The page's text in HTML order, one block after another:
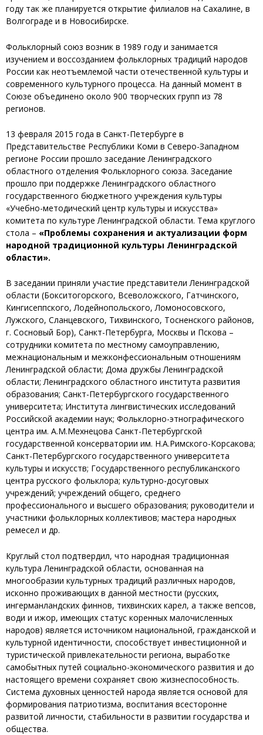
году так же планируется открытие филиалов на Сахалине, в
Волгограде и в Новосибирске.
Фольклорный союз возник в 1989 году и занимается
изучением и воссозданием фольклорных традиций народов
России как неотъемлемой части отечественной культуры и
современного культурного процесса. На данный момент в
Союзе объединено около 900 творческих групп из 78
регионов.
13 февраля 2015 года в Санкт-Петербурге в
Представительстве Республики Коми в Северо-Западном
регионе России прошло заседание Ленинградского
областного отделения Фольклорного союза. Заседание
прошло при поддержке Ленинградского областного
государственного бюджетного учреждения культуры
«Учебно-методический центр культуры и искусства»
комитета по культуре Ленинградской области. Тема круглого
стола – «Проблемы сохранения и актуализации форм
народной традиционной культуры Ленинградской
области».
В заседании приняли участие представители Ленинградской
области (Бокситогорского, Всеволожского, Гатчинского,
Кингисеппского, Лодейнопольского, Ломоносовского,
Лужского, Сланцевского, Тихвинского, Тосненского районов,
г. Сосновый Бор), Санкт-Петербурга, Москвы и Пскова –
сотрудники комитета по местному самоуправлению,
межнациональным и межконфессиональным отношениям
Ленинградской области; Дома дружбы Ленинградской
области; Ленинградского областного института развития
образования; Санкт-Петербургского государственного
университета; Института лингвистических исследований
Российской академии наук; Фольклорно-этнографического
центра им. А.М.Мехнецова Санкт-Петербургской
государственной консерватории им. Н.А.Римского-Корсакова;
Санкт-Петербургского государственного университета
культуры и искусств; Государственного республиканского
центра русского фольклора; культурно-досуговых
учреждений; учреждений общего, среднего
профессионального и высшего образования; руководители и
участники фольклорных коллективов; мастера народных
ремесел и др.
Круглый стол подтвердил, что народная традиционная
культура Ленинградской области, основанная на
многообразии культурных традиций различных народов,
исконно проживающих в данной местности (русских,
ингерманландских финнов, тихвинских карел, а также вепсов,
води и ижор, имеющих статус коренных малочисленных
народов) является источником национальной, гражданской и
культурной идентичности, способствует инвестиционной и
туристической привлекательности региона, выработке
самобытных путей социально-экономического развития и до
настоящего времени сохраняет свою жизнеспособность.
Система духовных ценностей народа является основой для
формирования патриотизма, воспитания всесторонне
развитой личности, стабильности в развитии государства и
общества.